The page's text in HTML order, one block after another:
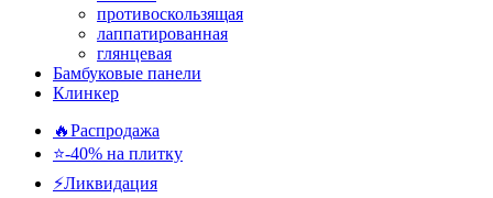
противоскользящая
лаппатированная
глянцевая
Бамбуковые панели
Клинкер
🔥Распродажа
⭐-40% на плитку
⚡️Ликвидация